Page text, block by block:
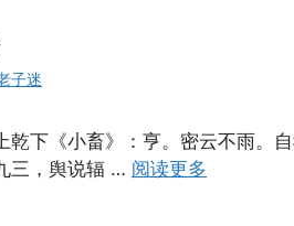
子迷
乾下《小畜》：亨。密云不雨。
三，舆说辐 … 阅读更多